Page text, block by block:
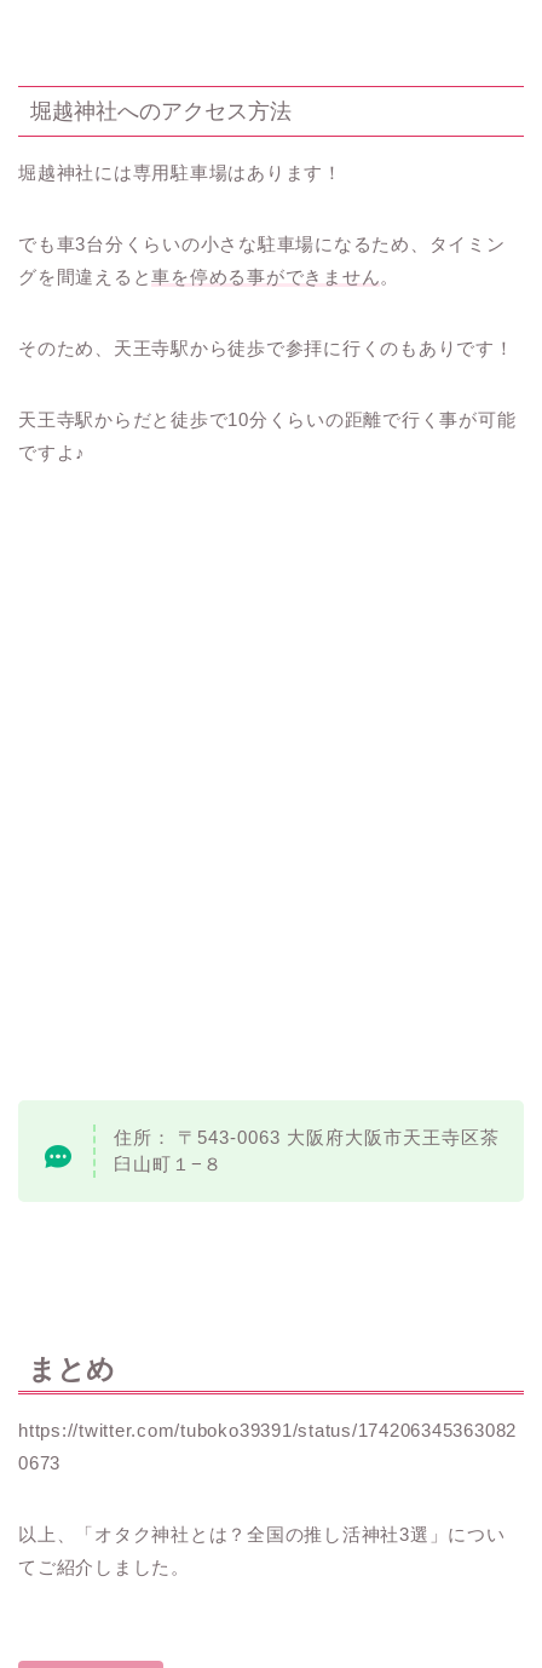
堀越神社へのアクセス方法
堀越神社には専用駐車場はあります！
でも車3台分くらいの小さな駐車場になるため、タイミン
グを間違えると車を停める事ができません。
そのため、天王寺駅から徒歩で参拝に行くのもありです！
天王寺駅からだと徒歩で10分くらいの距離で行く事が可能
ですよ♪
住所： 〒543-0063 大阪府大阪市天王寺区茶
臼山町１−８
まとめ
https://twitter.com/tuboko39391/status/174206345363082
0673
以上、「オタク神社とは？全国の推し活神社3選」につい
てご紹介しました。